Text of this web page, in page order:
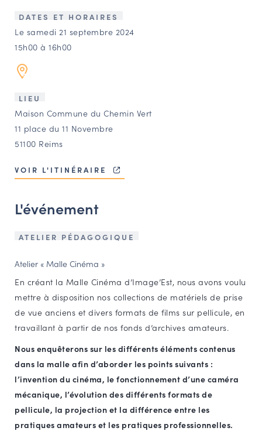
CONTACT
Agenda
Annuaire
Ressources
BOURSE D’ÉCHANGE
CARTES DES NAUDIN
Espace acteurs
NAVIGATION FILTRÉE « ACTEURS »
PORTAIL CULTURE
Service Inventaire et Patrimoines de la Région Grand Est
VOUS ÊTES…
Amateurs d’histoire et de patrimoine
DATES ET HORAIRES
Le samedi 21 septembre 2024
15h00 à 16h00
LIEU
Maison Commune du Chemin Vert
11 place du 11 Novembre
51100 Reims
VOIR L'ITINÉRAIRE
L'événement
ATELIER PÉDAGOGIQUE
Atelier « Malle Cinéma »
En créant la Malle Cinéma d’Image’Est, nous avons voulu
mettre à disposition nos collections de matériels de prise
de vue anciens et divers formats de films sur pellicule, en
travaillant à partir de nos fonds d’archives amateurs.
Nous enquêterons sur les différents éléments contenus
dans la malle afin d’aborder les points suivants :
l’invention du cinéma, le fonctionnement d’une caméra
mécanique, l’évolution des différents formats de
pellicule, la projection et la différence entre les
pratiques amateurs et les pratiques professionnelles.